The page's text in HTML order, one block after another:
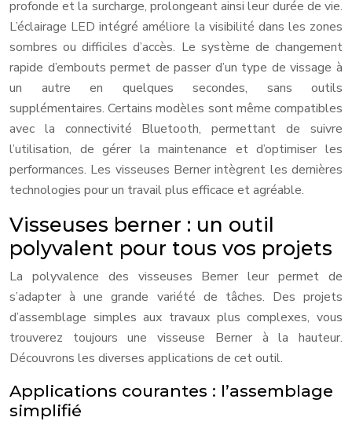
profonde et la surcharge, prolongeant ainsi leur durée de vie.
L’éclairage LED intégré améliore la visibilité dans les zones
sombres ou difficiles d’accès. Le système de changement
rapide d’embouts permet de passer d’un type de vissage à
un autre en quelques secondes, sans outils
supplémentaires. Certains modèles sont même compatibles
avec la connectivité Bluetooth, permettant de suivre
l’utilisation, de gérer la maintenance et d’optimiser les
performances. Les visseuses Berner intègrent les dernières
technologies pour un travail plus efficace et agréable.
Visseuses berner : un outil
polyvalent pour tous vos projets
La polyvalence des visseuses Berner leur permet de
s’adapter à une grande variété de tâches. Des projets
d’assemblage simples aux travaux plus complexes, vous
trouverez toujours une visseuse Berner à la hauteur.
Découvrons les diverses applications de cet outil.
Applications courantes : l’assemblage
simplifié